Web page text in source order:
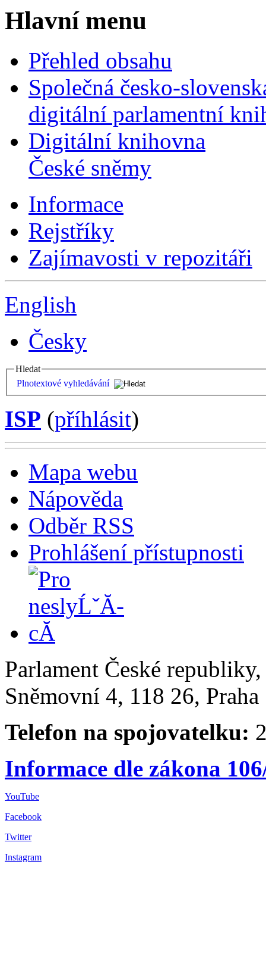
Hlavní menu
Přehled obsahu
Společná česko-
digitální parlamentní
Digitální knihovna
České sněmy
Informace
Rejstříky
Zajímavosti v repozitáři
English
Česky
Hledat
Plnotextové vyhledávání
ISP (příhlásit)
Mapa webu
Nápověda
Odběr RSS
Prohlášení přístupnosti
Parlament České
Sněmovní 4, 118 26,
Telefon na spojovatelku:
Informace dle zákona
YouTube
Facebook
Twitter
Instagram